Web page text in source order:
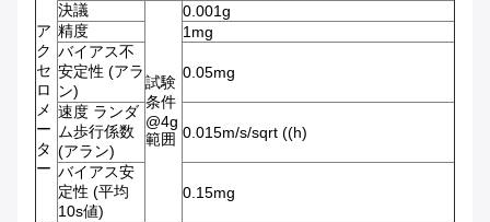
ア
ク
セ
ロ
メ
ー
タ
ー
決議
試験
条件
@4g
範囲
0.001g
精度
1mg
バイアス不
安定性 (アラ
ン)
0.05mg
速度 ランダ
ム歩行係数
(アラン)
0.015m/s/sqrt ((h)
バイアス安
定性 (平均
10s値)
0.15mg